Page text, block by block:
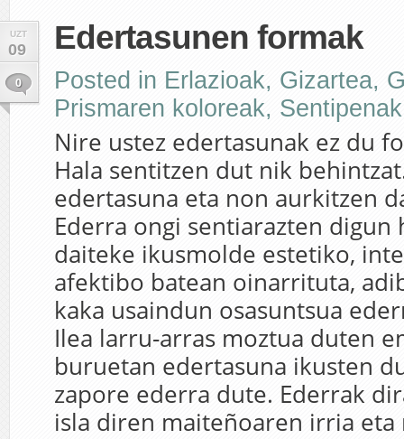
UZT
09
0
Edertasunen formak
Posted in Erlazioak, Gizartea,
Prismaren koloreak, Sentipenak
Nire ustez edertasunak ez du
Hala sentitzen dut nik
edertasuna eta non aurkitzen
Ederra ongi sentiarazten digun
daiteke ikusmolde estetiko,
afektibo batean oinarrituta,
kaka usaindun osasuntsua
Ilea larru-arras moztua duten
buruetan edertasuna ikusten
zapore ederra dute. Ederrak
isla diren maiteñoaren irria eta